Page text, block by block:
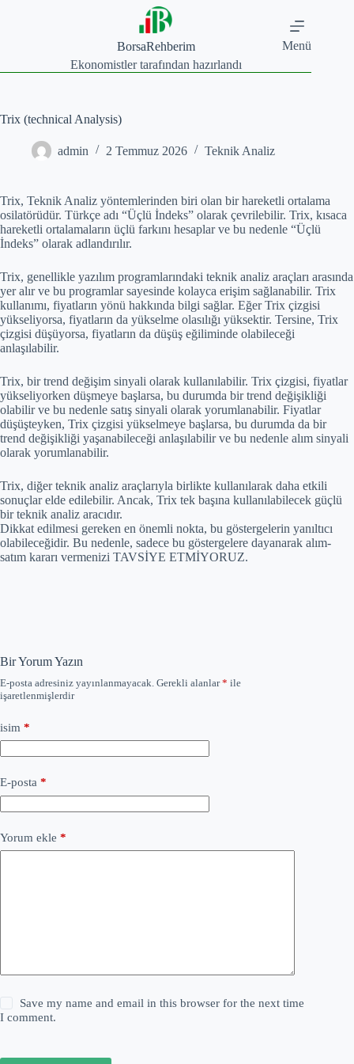
BorsaRehberim
Ekonomistler tarafından hazırlandı
Menü
Trix (technical Analysis)
admin 2 Temmuz 2026 Teknik Analiz
Trix, Teknik Analiz yöntemlerinden biri olan bir hareketli ortalama
osilatörüdür. Türkçe adı “Üçlü İndeks” olarak çevrilebilir. Trix, kısaca
hareketli ortalamaların üçlü farkını hesaplar ve bu nedenle “Üçlü
İndeks” olarak adlandırılır.
Trix, genellikle yazılım programlarındaki teknik analiz araçları arasında
yer alır ve bu programlar sayesinde kolayca erişim sağlanabilir. Trix
kullanımı, fiyatların yönü hakkında bilgi sağlar. Eğer Trix çizgisi
yükseliyorsa, fiyatların da yükselme olasılığı yüksektir. Tersine, Trix
çizgisi düşüyorsa, fiyatların da düşüş eğiliminde olabileceği
anlaşılabilir.
Trix, bir trend değişim sinyali olarak kullanılabilir. Trix çizgisi, fiyatlar
yükseliyorken düşmeye başlarsa, bu durumda bir trend değişikliği
olabilir ve bu nedenle satış sinyali olarak yorumlanabilir. Fiyatlar
düşüşteyken, Trix çizgisi yükselmeye başlarsa, bu durumda da bir
trend değişikliği yaşanabileceği anlaşılabilir ve bu nedenle alım sinyali
olarak yorumlanabilir.
Trix, diğer teknik analiz araçlarıyla birlikte kullanılarak daha etkili
sonuçlar elde edilebilir. Ancak, Trix tek başına kullanılabilecek güçlü
bir teknik analiz aracıdır.
Dikkat edilmesi gereken en önemli nokta, bu göstergelerin yanıltıcı
olabileceğidir. Bu nedenle, sadece bu göstergelere dayanarak alım-
satım kararı vermenizi TAVSİYE ETMİYORUZ.
Bir Yorum Yazın
E-posta adresiniz yayınlanmayacak. Gerekli alanlar* ile
işaretlenmişlerdir
isim *
E-posta *
Yorum ekle *
Save my name and email in this browser for the next time
I comment.